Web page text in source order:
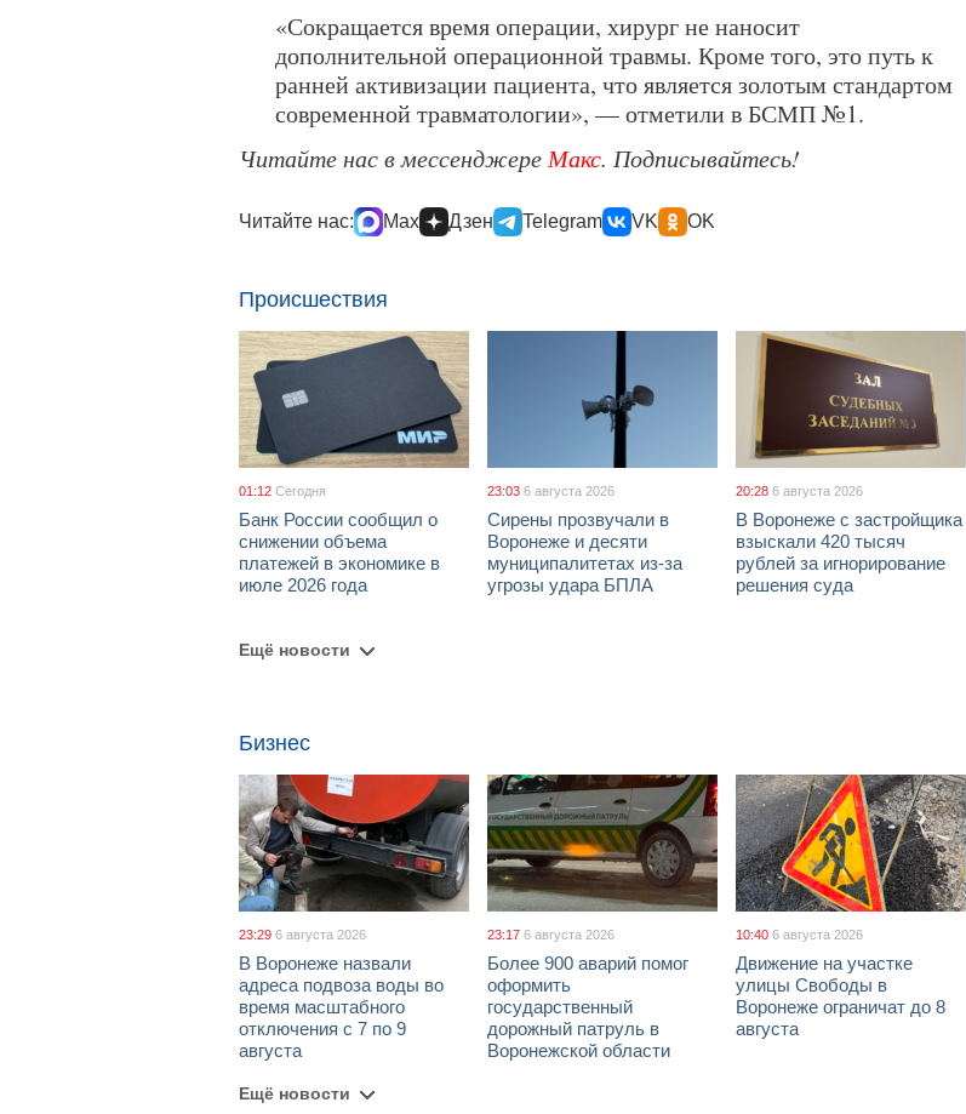
«Сокращается время операции, хирург не наносит
дополнительной операционной травмы. Кроме того, это путь к
ранней активизации пациента, что является золотым стандартом
современной травматологии», — отметили в БСМП №1.
Читайте нас в мессенджере Макс. Подписывайтесь!
Читайте нас: Max Дзен Telegram VK OK
Происшествия
01:12 Сегодня
Банк России сообщил о
снижении объема
платежей в экономике в
июле 2026 года
23:03 6 августа 2026
Сирены прозвучали в
Воронеже и десяти
муниципалитетах из-за
угрозы удара БПЛА
20:28 6 августа 2026
В Воронеже с застройщика
взыскали 420 тысяч
рублей за игнорирование
решения суда
Ещё новости
Бизнес
23:29 6 августа 2026
В Воронеже назвали
адреса подвоза воды во
время масштабного
отключения с 7 по 9
августа
23:17 6 августа 2026
Более 900 аварий помог
оформить
государственный
дорожный патруль в
Воронежской области
10:40 6 августа 2026
Движение на участке
улицы Свободы в
Воронеже ограничат до 8
августа
Ещё новости